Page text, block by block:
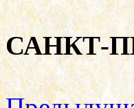
САНКТ-